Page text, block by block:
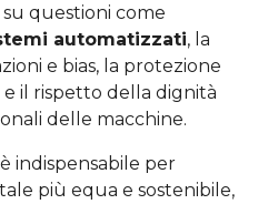
su questioni come
automatizzati, la
e bias, la protezione
e il rispetto della dignità
delle macchine.
indispensabile per
più equa e sostenibile,